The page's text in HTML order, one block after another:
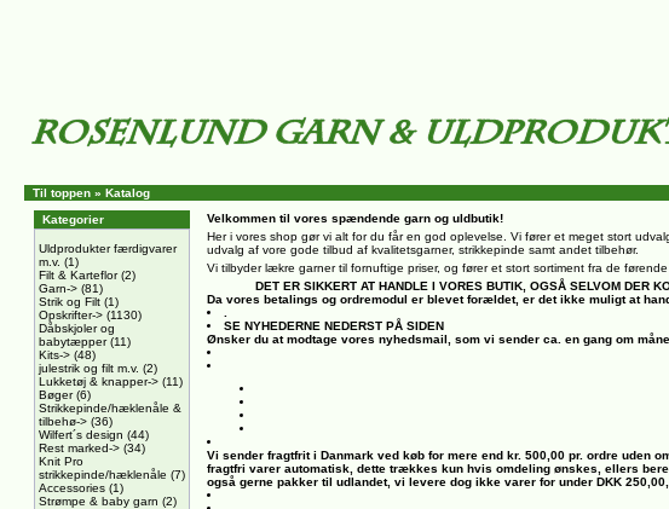
Til toppen » Katalog
Kategorier
Uldprodukter færdigvarer
m.v. (1)
Filt & Karteflor(2)
Garn-> (81)
Strik og Filt (1)
Opskrifter-> (1130)
Dåbskjoler og
babytæpper(11)
Kits-> (48)
julestrik og filt m.v. (2)
Lukketøj & knapper-> (11)
Bøger(6)
Strikkepinde/hæklenåle &
tilbehø-> (36)
Wilfert´s design (44)
Rest marked-> (34)
Knit Pro
strikkepinde/hæklenåle (7)
Accessories (1)
Strømpe & baby garn (2)
Velkommen til vores spændende garn og uldbutik!
Her i vores shop gør vi alt for du får en god oplevelse. Vi fører et meget stort
udvalg af vore gode tilbud af kvalitetsgarner, strikkepinde samt andet tilbehør.
Vi tilbyder lækre garner til fornuftige priser, og fører et stort sortiment fra de
DET ER SIKKERT AT HANDLE I VORES BUTIK, OGSÅ SELVOM DER
Da vores betalings og ordremodul er blevet forældet, er det ikke muligt at
SE NYHEDERNE NEDERST PÅ SIDEN
Ønsker du at modtage vores nyhedsmail, som vi sender ca. en gang om
Vi sender fragtfrit i Danmark ved køb for mere end kr. 500,00 pr. ordre uden
fragtfri varer automatisk, dette trækkes kun hvis omdeling ønskes, ellers
også gerne pakker til udlandet, vi levere dog ikke varer for under DKK